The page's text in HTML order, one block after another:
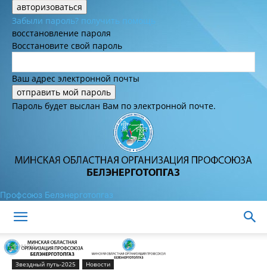
Забыли пароль? получить помощь
восстановление пароля
Восстановите свой пароль
Ваш адрес электронной почты
Пароль будет выслан Вам по электронной почте.
Профсоюз Белэнерготопгаз
Домой
Звездный путь-2025 Новости